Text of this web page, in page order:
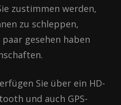
zustimmen werden,
zu schleppen,
gesehen haben
Sie über ein HD-
und auch GPS-